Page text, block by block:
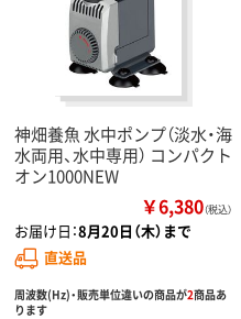
神畑養魚 水中ポンプ（淡水・海
水両用、水中専用） コンパクト
オン1000NEW
￥6,380（税込）
お届け日：8月20日（木）まで
直送品
周波数(Hz)・販売単位違いの商品が2商品あ
ります